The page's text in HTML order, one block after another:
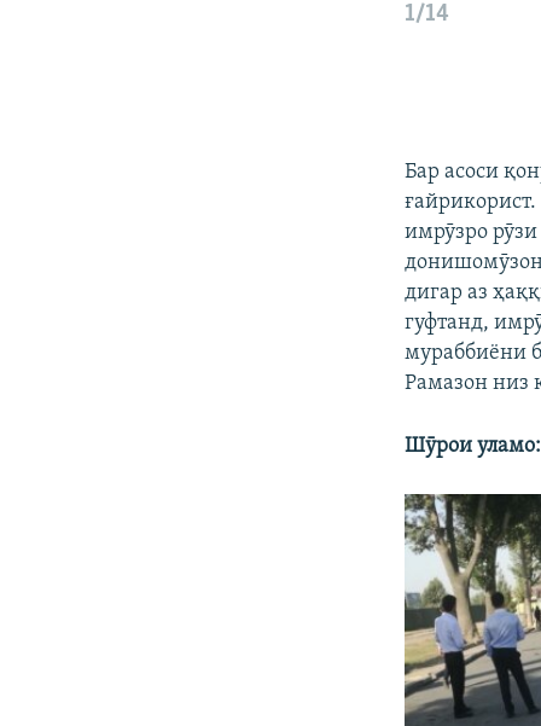
1/14
Бар асоси
имрӯзро
дигар аз
гуфтанд,
мураббиёни
Рамазон низ
Шӯрои